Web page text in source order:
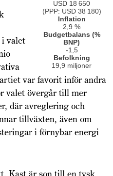
USD 18 650
(PPP: USD 38 180)
Inflation
2,9 %
Budgetbalans (%
BNP)
-1,5
Befolkning
19,9 miljoner
i valet
var favorit inför andra
valet övergår till mer
där avreglering och
tillväxten, även om
i förnybar energi